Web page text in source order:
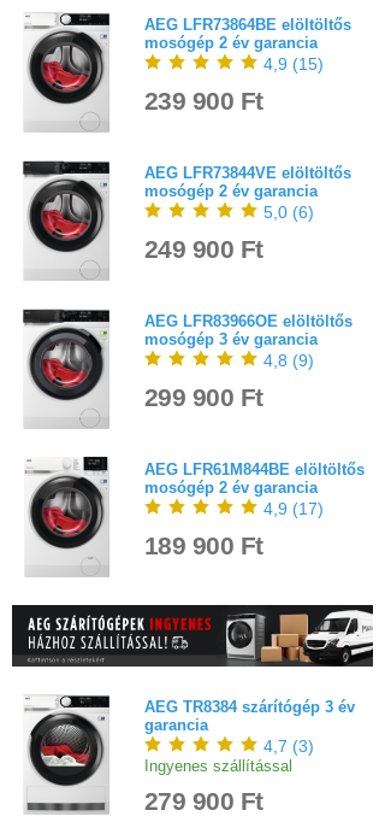
AEG LFR73864BE elöltöltős
mosógép 2 év garancia
4,9 (15)
239 900 Ft
AEG LFR73844VE elöltöltős
mosógép 2 év garancia
5,0 (6)
249 900 Ft
AEG LFR83966OE elöltöltős
mosógép 3 év garancia
4,8 (9)
299 900 Ft
AEG LFR61M844BE elöltöltős
mosógép 2 év garancia
4,9 (17)
189 900 Ft
AEG TR8384 szárítógép 3 év
garancia
4,7 (3)
Ingyenes szállítással
279 900 Ft